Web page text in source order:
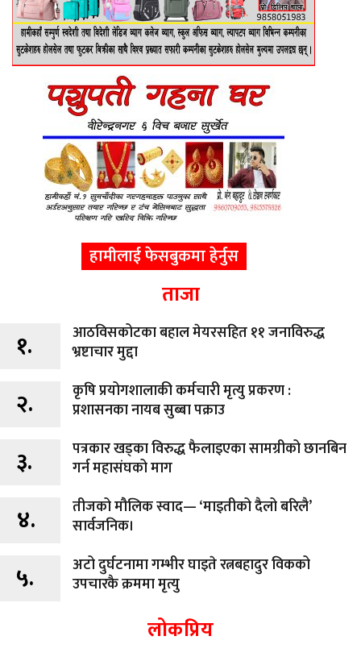
हामीलाई फेसबुकमा हेर्नुस
ताजा
१.
आठविसकोटका बहाल मेयरसहित ११ जनाविरुद्ध
भ्रष्टाचार मुद्दा
२.
कृषि प्रयोगशालाकी कर्मचारी मृत्यु प्रकरण :
प्रशासनका नायब सुब्बा पक्राउ
३.
पत्रकार खड्का विरुद्ध फैलाइएका सामग्रीको छानबिन
गर्न महासंघको माग
४.
तीजको मौलिक स्वाद— ‘माइतीको दैलो बरिलै’
सार्वजनिक।
५.
अटो दुर्घटनामा गम्भीर घाइते रत्नबहादुर विकको
उपचारकै क्रममा मृत्यु
लोकप्रिय